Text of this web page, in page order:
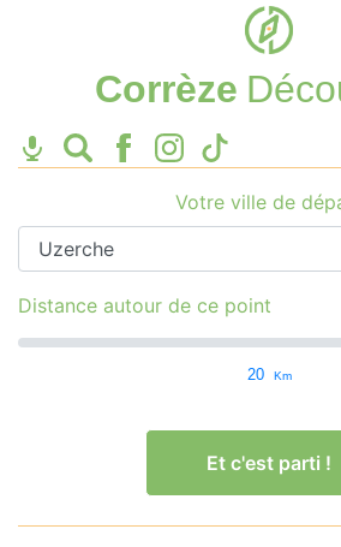
Corrèze
Votre ville de
Distance autour de ce point
20 Km
Et c'est parti !